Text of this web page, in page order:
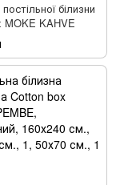
білизни
MOKE KAHVE